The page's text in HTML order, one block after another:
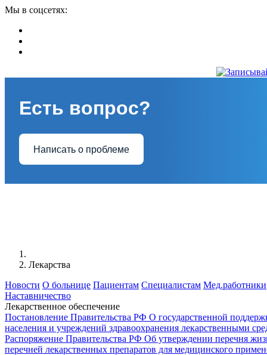
Мы в соцсетях:
Есть вопрос?
Написать о проблеме
Лекарства
Новости О больнице Пациентам Специалистам Мед.работники
Наставничество
Лекарственное обеспечение
Постановление Правительства РФ О государственной
населения и учреждений здравоохранения лекарственными
Распоряжение Правительства РФ Об утверждении перечня
перечней лекарственных препаратов для медицинского